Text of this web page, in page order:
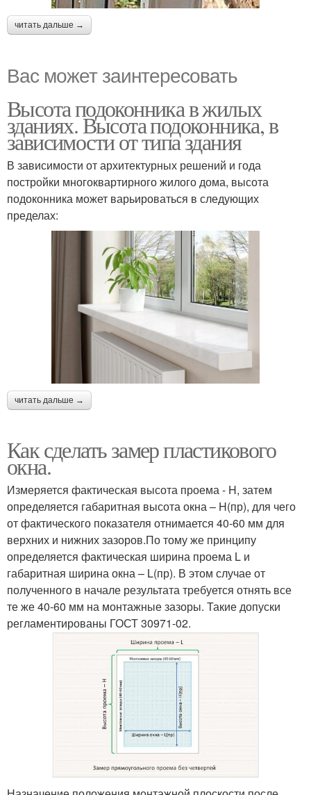
читать дальше →
Вас может заинтересовать
Высота подоконника в жилых
зданиях. Высота подоконника, в
зависимости от типа здания
В зависимости от архитектурных решений и года
постройки многоквартирного жилого дома, высота
подоконника может варьироваться в следующих
пределах:
читать дальше →
Как сделать замер пластикового
окна.
Измеряется фактическая высота проема - H, затем
определяется габаритная высота окна – H(пр), для чего
от фактического показателя отнимается 40-60 мм для
верхних и нижних зазоров.По тому же принципу
определяется фактическая ширина проема L и
габаритная ширина окна – L(пр). В этом случае от
полученного в начале результата требуется отнять все
те же 40-60 мм на монтажные зазоры. Такие допуски
регламентированы ГОСТ 30971-02.